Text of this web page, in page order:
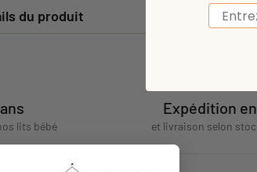
du produit
lits bébé
Expédition
et livraison selon
Email